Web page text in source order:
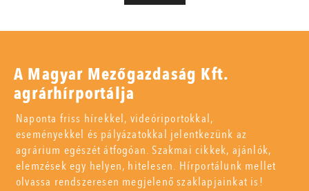
A Magyar Mezőgazdaság Kft.
agrárhírportálja
Naponta friss hírekkel, videóriportokkal,
eseményekkel és pályázatokkal jelentkezünk az
agrárium egészét átfogóan. Szakmai cikkek, ajánlók,
elemzések egy helyen, hitelesen. Hírportálunk mellet
olvassa rendszeresen megjelenő szaklapjainkat is!